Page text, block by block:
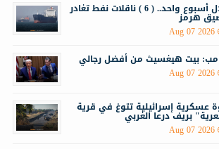
خلال أسبوع واحد.. ( 6 ) ناقلات نفط تغادر
هرمز
Aug 07 2026
بيت هيغسيث من أفضل رجالي
Aug 07 2026
عسكرية إسرائيلية تتوغ في قرية
بريف درعا الغربي
Aug 07 2026